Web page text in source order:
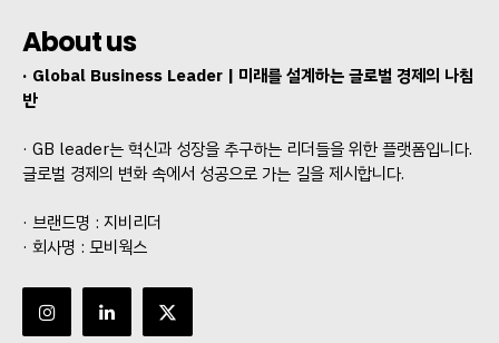
About us
· Global Business Leader | 미래를 설계하는 글로벌 경제의 나침
반
· GB leader는 혁신과 성장을 추구하는 리더들을 위한 플랫폼입니다.
글로벌 경제의 변화 속에서 성공으로 가는 길을 제시합니다.
· 브랜드명 : 지비리더
· 회사명 : 모비웍스